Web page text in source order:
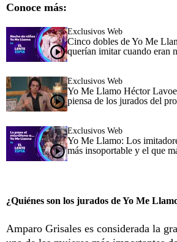
Conoce más:
Exclusivos Web
Cinco dobles de Yo Me
querían imitar cuando eran
Exclusivos Web
Yo Me Llamo Héctor Lavoe
piensa de los jurados del
Exclusivos Web
Yo Me Llamo: Los
más insoportable y el que
¿Quiénes son los jurados de Yo Me
Amparo Grisales es considerada la